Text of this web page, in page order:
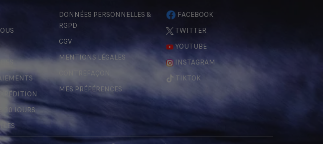
30 JOURS
DONNÉES PERSONNELLES &
RGPD
CGV
MENTIONS LÉGALES
CONTREFAÇON
MES PRÉFÉRENCES
FACEBOOK
TWITTER
YOUTUBE
INSTAGRAM
TIKTOK